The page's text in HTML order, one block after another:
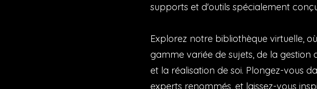
supports et d'outils spécialement
Explorez notre bibliothèque virtuelle,
gamme variée de sujets, de la
et la réalisation de soi. Plongez-vous
experts renommés, et laissez-vous